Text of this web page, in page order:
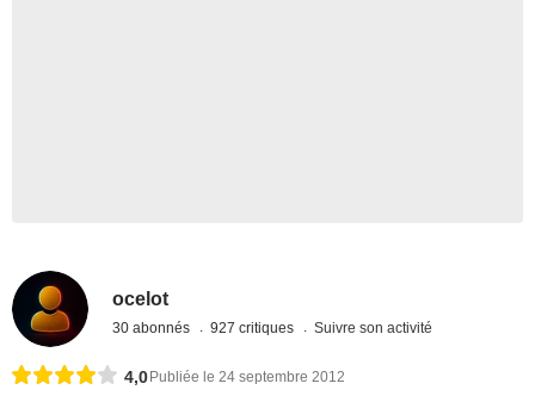
ocelot
30 abonnés 927 critiques Suivre son activité
4,0 Publiée le 24 septembre 2012